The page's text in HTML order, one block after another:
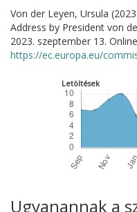
Von der Leyen, Ursula
Address by President von
2023. szeptember 13.
https://ec.europa.eu/
Letöltések
Ugyanannak a